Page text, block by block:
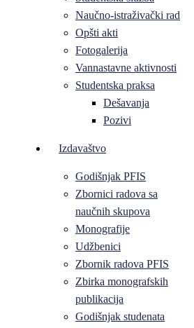
Naučno-istraživački rad
Opšti akti
Fotogalerija
Vannastavne aktivnosti
Studentska praksa
Dešavanja
Pozivi
Izdavaštvo
Godišnjak PFIS
Zbornici radova sa
naučnih skupova
Monografije
Udžbenici
Zbornik radova PFIS
Zbirka monografskih
publikacija
Godišnjak studenata